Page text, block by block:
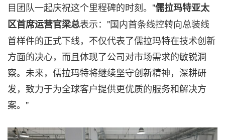
目团队一起庆祝这个里程碑的时刻。"儒拉玛特亚太
区首席运营官梁总表示："国内首条线控转向总装线
首样件的正式下线，不仅代表了儒拉玛特在技术创新
方面的决心，而且体现了公司对市场需求的敏锐洞
察。未来，儒拉玛特将继续坚守创新精神，深耕研
发，致力于为全球客户提供更优质的服务和解决方
案。"